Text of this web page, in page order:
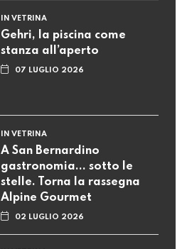
IN VETRINA
Gehri, la piscina come
stanza all’aperto
07 LUGLIO 2026
IN VETRINA
A San Bernardino
gastronomia... sotto le
stelle. Torna la rassegna
Alpine Gourmet
02 LUGLIO 2026